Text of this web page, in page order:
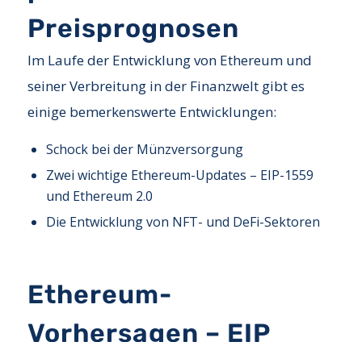
Preisprognosen
Im Laufe der Entwicklung von Ethereum und
seiner Verbreitung in der Finanzwelt gibt es
einige bemerkenswerte Entwicklungen:
Schock bei der Münzversorgung
Zwei wichtige Ethereum-Updates – EIP-1559
und Ethereum 2.0
Die Entwicklung von NFT- und DeFi-Sektoren
Ethereum-
Vorhersagen – EIP